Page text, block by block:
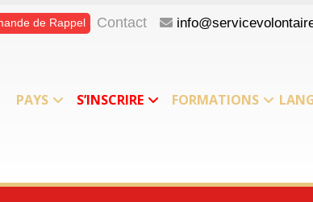
de Rappel Contact
PAYS S’INSCRIRE FORMATIONS